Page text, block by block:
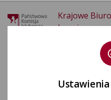
Krajowe
Legnicy